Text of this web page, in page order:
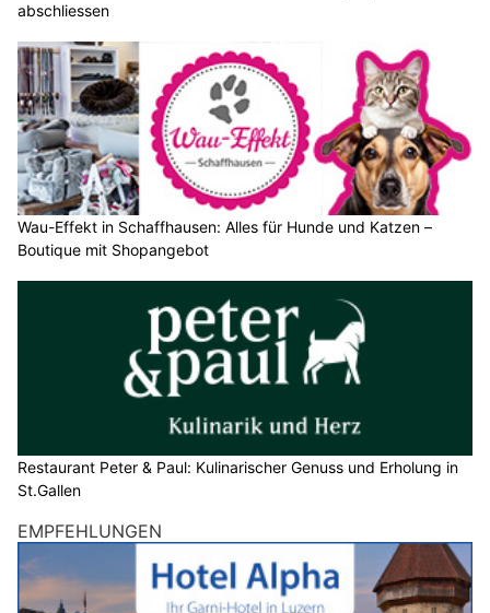
abschliessen
Wau-Effekt in Schaffhausen: Alles für Hunde und Katzen –
Boutique mit Shopangebot
Restaurant Peter & Paul: Kulinarischer Genuss und Erholung in
St.Gallen
EMPFEHLUNGEN